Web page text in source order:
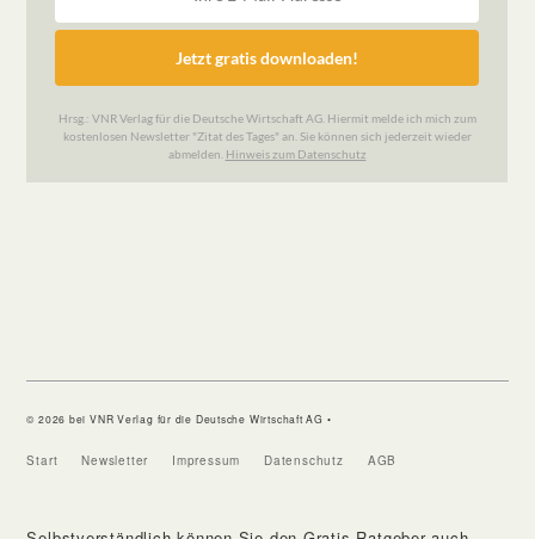
© 2026 bei VNR Verlag für die Deutsche Wirtschaft AG •
Start Newsletter Impressum Datenschutz AGB